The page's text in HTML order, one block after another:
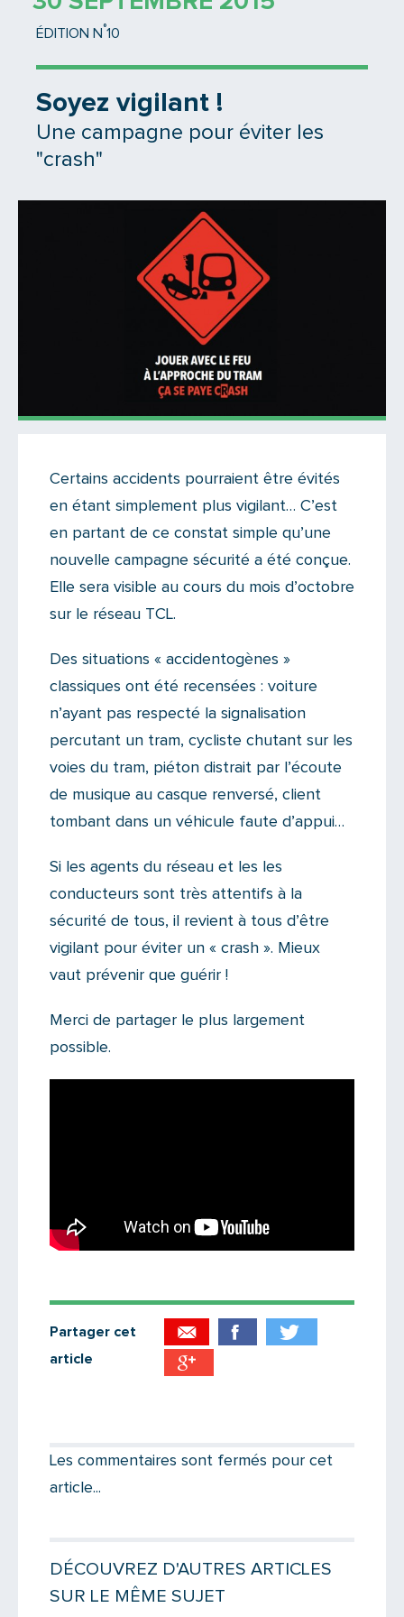
ÉDITION N °10
Soyez vigilant !
Une campagne pour éviter les
"crash"
Il n'y a aucun commentaire...
Ajoutez le vôtre
Certains accidents pourraient être évités
en étant simplement plus vigilant… C’est
en partant de ce constat simple qu’une
nouvelle campagne sécurité a été conçue.
Elle sera visible au cours du mois d’octobre
sur le réseau TCL.
Des situations « accidentogènes »
classiques ont été recensées : voiture
n’ayant pas respecté la signalisation
percutant un tram, cycliste chutant sur les
voies du tram, piéton distrait par l’écoute
de musique au casque renversé, client
tombant dans un véhicule faute d’appui…
Si les agents du réseau et les les
conducteurs sont très attentifs à la
sécurité de tous, il revient à tous d’être
vigilant pour éviter un « crash ». Mieux
vaut prévenir que guérir !
Merci de partager le plus largement
possible.
Partager cet
article
Les commentaires sont fermés pour cet
article...
DÉCOUVREZ D'AUTRES ARTICLES
SUR LE MÊME SUJET